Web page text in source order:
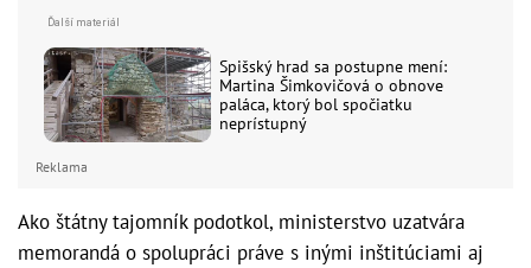
Spišský hrad sa postupne mení:
Martina Šimkovičová o obnove
paláca, ktorý bol spočiatku
neprístupný
Reklama
Ako štátny tajomník podotkol, ministerstvo uzatvára
memorandá o spolupráci práve s inými inštitúciami aj